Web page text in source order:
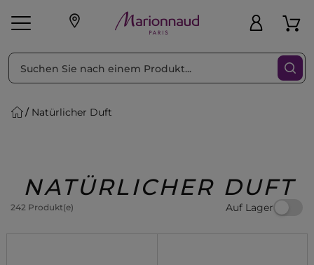
Geschenke
Treueprogramm
Natürlicher Duft
NATÜRLICHER DUFT
242 Produkt(e) Auf Lager
sortieren nach Filter